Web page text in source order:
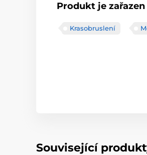
Produkt je
Krasobruslení
Související